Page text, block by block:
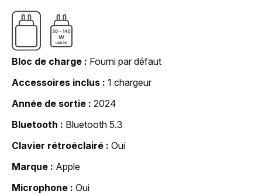
Bloc de charge
Fourni par défaut
Accessoires inclus
1 chargeur
Année de sortie
2024
Bluetooth
Bluetooth 5.3
Clavier rétroéclairé
Oui
Marque
Apple
Microphone
Oui